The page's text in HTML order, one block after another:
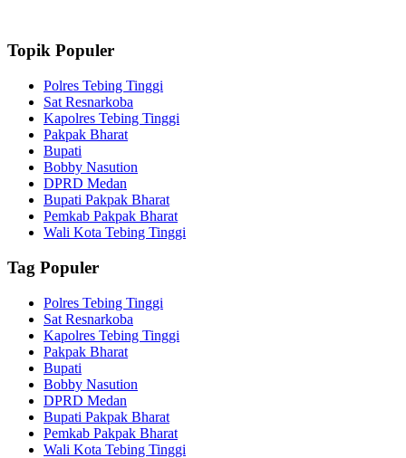
Topik Populer
Polres Tebing Tinggi
Sat Resnarkoba
Kapolres Tebing Tinggi
Pakpak Bharat
Bupati
Bobby Nasution
DPRD Medan
Bupati Pakpak Bharat
Pemkab Pakpak Bharat
Wali Kota Tebing Tinggi
Tag Populer
Polres Tebing Tinggi
Sat Resnarkoba
Kapolres Tebing Tinggi
Pakpak Bharat
Bupati
Bobby Nasution
DPRD Medan
Bupati Pakpak Bharat
Pemkab Pakpak Bharat
Wali Kota Tebing Tinggi